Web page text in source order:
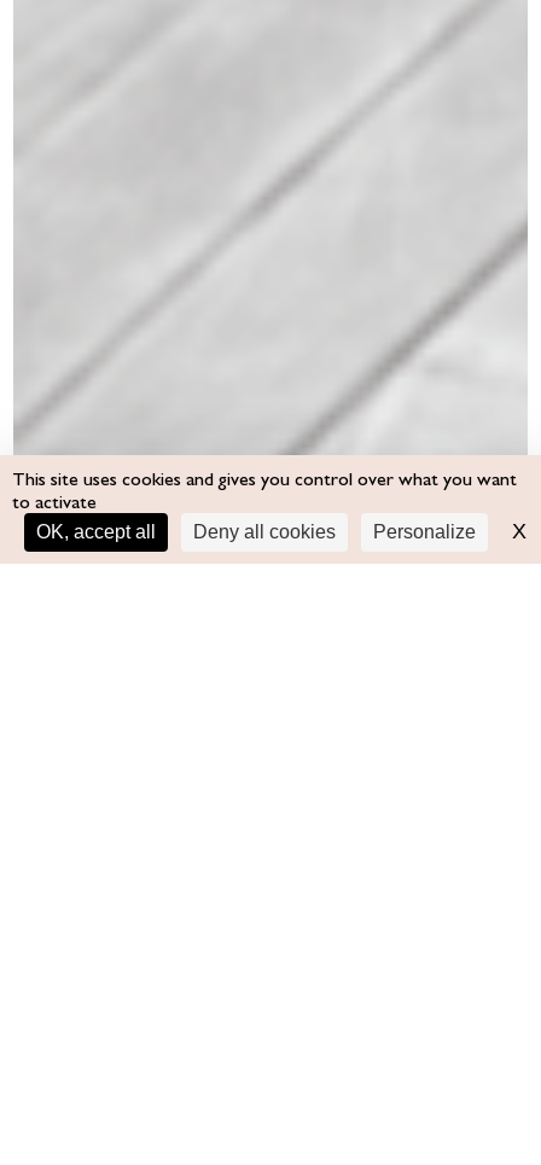
This site uses cookies and gives you control over what you want
to activate
OK, accept all Deny all cookies Personalize X